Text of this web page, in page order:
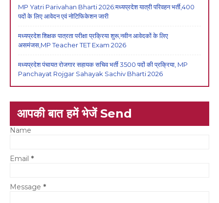
MP Yatri Parivahan Bharti 2026:मध्यप्रदेश यात्री परिवहन भर्ती,400
पदों के लिए आवेदन एवं नोटिफिकेशन जारी
मध्यप्रदेश शिक्षक पात्रता परीक्षा प्रक्रिया शुरू,नवीन आवेदकों के लिए
असमंजस,MP Teacher TET Exam 2026
मध्यप्रदेश पंचायत रोजगार सहायक सचिव भर्ती 3500 पदों की प्रक्रिया, MP
Panchayat Rojgar Sahayak Sachiv Bharti 2026
आपकी बात हमें भेजें Send
Name
Email *
Message *